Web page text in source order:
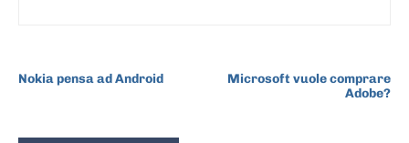
Nokia pensa ad Android
Microsoft vuole comprare
Adobe?